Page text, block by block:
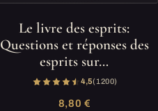
Le livre des esprits:
Questions et réponses des
esprits sur…
4,5(1 200)
8,80 €